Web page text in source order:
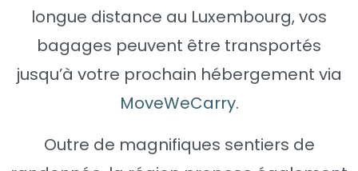
longue distance au Luxembourg, vos
bagages peuvent être transportés
jusqu’à votre prochain hébergement via
MoveWeCarry.
Outre de magnifiques sentiers de